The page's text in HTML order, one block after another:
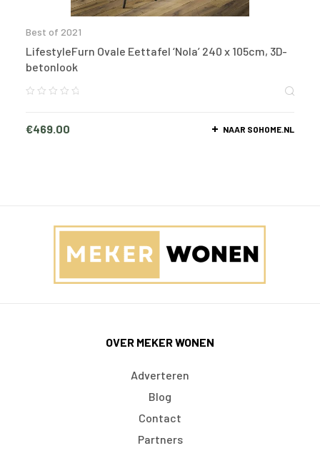
Best of 2021
LifestyleFurn Ovale Eettafel ‘Nola’ 240 x 105cm, 3D-
betonlook
€469.00 NAAR SOHOME.NL
OVER MEKER WONEN
Adverteren
Blog
Contact
Partners